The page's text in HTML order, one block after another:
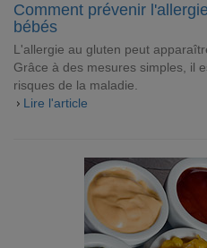
Comment prévenir
bébés
L'allergie au gluten peut
Grâce à des mesures simples, il
risques de la maladie.
Lire l'article